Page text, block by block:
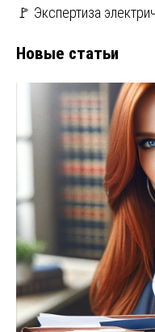
🚩 Экспертиза
Новые статьи